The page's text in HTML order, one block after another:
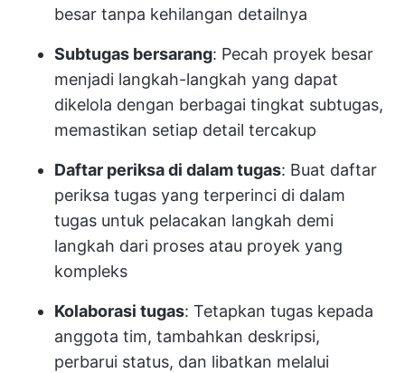
besar tanpa kehilangan detailnya
Subtugas bersarang: Pecah proyek besar
menjadi langkah-langkah yang dapat
dikelola dengan berbagai tingkat subtugas,
memastikan setiap detail tercakup
Daftar periksa di dalam tugas: Buat daftar
periksa tugas yang terperinci di dalam
tugas untuk pelacakan langkah demi
langkah dari proses atau proyek yang
kompleks
Kolaborasi tugas: Tetapkan tugas kepada
anggota tim, tambahkan deskripsi,
perbarui status, dan libatkan melalui